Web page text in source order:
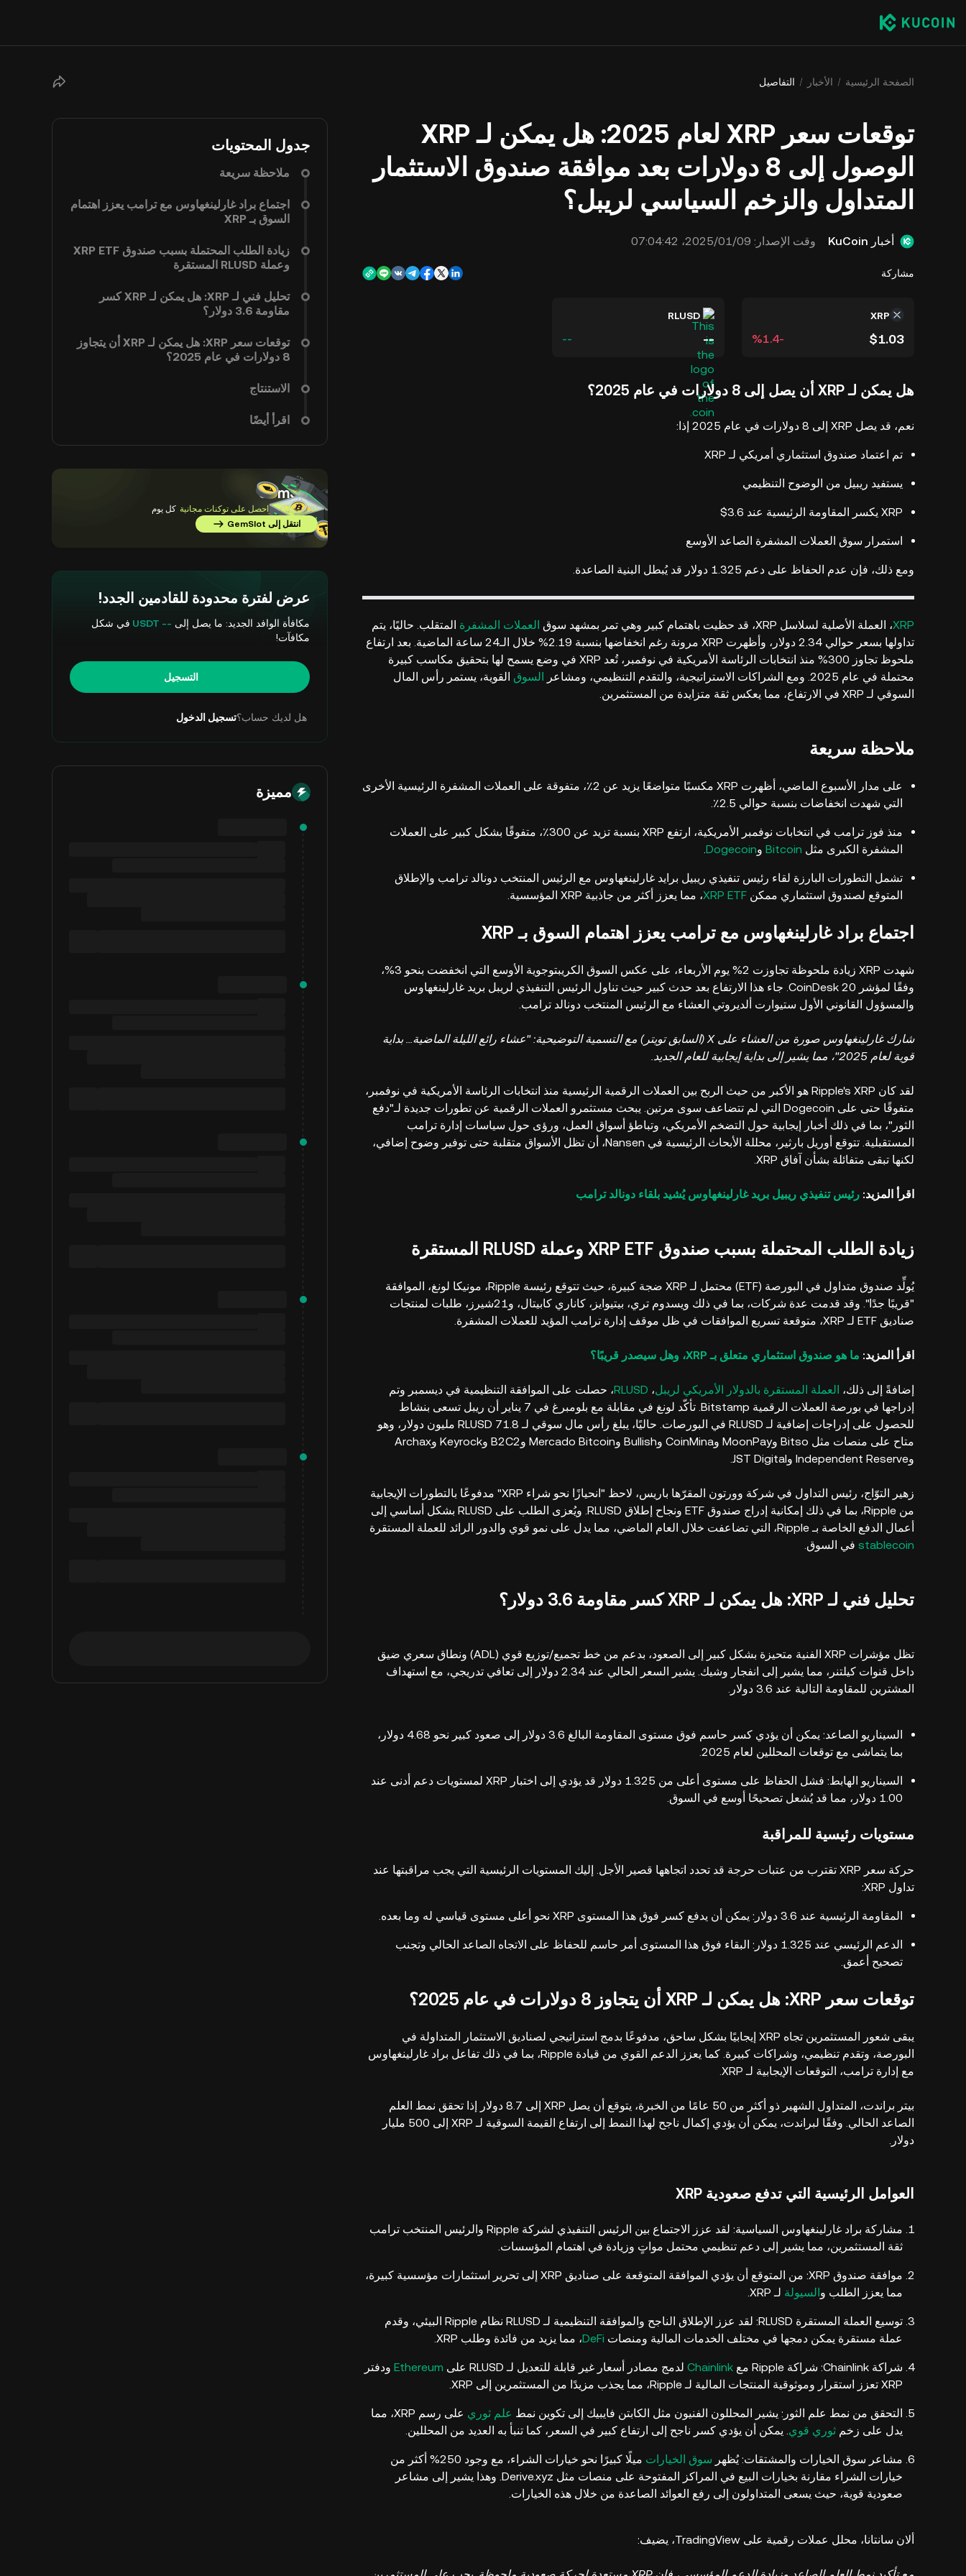
الصفحة الرئيسية الأخبار التفاصيل
توقعات سعر XRP لعام 2025: هل يمكن لـ XRP
الوصول إلى 8 دولارات بعد موافقة صندوق الاستثمار
المتداول والزخم السياسي لريبل؟
أخبار KuCoin وقت الإصدار: 09‏/01‏/2025، 07:04:42
مشاركة
XRP
$1.03
‮-‭1.4‬%‬
RLUSD
--
--
هل يمكن لـ XRP أن يصل إلى 8 دولارات في عام 2025؟
نعم، قد يصل XRP إلى 8 دولارات في عام 2025 إذا:
تم اعتماد صندوق استثماري أمريكي لـ XRP
يستفيد ريبيل من الوضوح التنظيمي
XRP يكسر المقاومة الرئيسية عند 3.6$
استمرار سوق العملات المشفرة الصاعد الأوسع
ومع ذلك، فإن عدم الحفاظ على دعم 1.325 دولار قد يُبطل البنية الصاعدة.
XRP، العملة الأصلية لسلاسل XRP، قد حظيت باهتمام كبير وهي تمر بمشهد سوق العملات المشفرة المتقلب. حاليًا، يتم
تداولها بسعر حوالي 2.34 دولار، وأظهرت XRP مرونة رغم انخفاضها بنسبة 2.19% خلال الـ24 ساعة الماضية. بعد ارتفاع
ملحوظ تجاوز 300% منذ انتخابات الرئاسة الأمريكية في نوفمبر، تُعد XRP في وضع يسمح لها بتحقيق مكاسب كبيرة
محتملة في عام 2025. ومع الشراكات الاستراتيجية، والتقدم التنظيمي، ومشاعر
السوق القوية، يستمر رأس المال
السوقي لـ XRP في الارتفاع، مما يعكس ثقة متزايدة من المستثمرين.
ملاحظة سريعة
على مدار الأسبوع الماضي، أظهرت XRP مكسبًا متواضعًا يزيد عن 2٪، متفوقة على العملات المشفرة الرئيسية الأخرى
التي شهدت انخفاضات بنسبة حوالي 2.5٪.
منذ فوز ترامب في انتخابات نوفمبر الأمريكية، ارتفع XRP بنسبة تزيد عن 300٪، متفوقًا بشكل كبير على العملات
المشفرة الكبرى مثل Bitcoin وDogecoin
.
تشمل التطورات البارزة لقاء رئيس تنفيذي ريبيل برايد غارلينغهاوس مع الرئيس المنتخب دونالد ترامب والإطلاق
المتوقع لصندوق استثماري ممكن XRP ETF، مما يعزز أكثر من جاذبية XRP المؤسسية.
اجتماع براد غارلينغهاوس مع ترامب يعزز اهتمام السوق بـ XRP
شهدت XRP زيادة ملحوظة تجاوزت 2% يوم الأربعاء، على عكس السوق الكريبتوجوية الأوسع التي انخفضت بنحو 3%،
وفقًا لمؤشر CoinDesk 20. جاء هذا الارتفاع بعد حدث كبير حيث تناول الرئيس التنفيذي لريبل بريد غارلينغهاوس
والمسؤول القانوني الأول ستيوارت ألديروتي العشاء مع الرئيس المنتخب دونالد ترامب.
شارك غارلينغهاوس صورة من العشاء على X (السابق تويتر) مع التسمية التوضيحية: "عشاء رائع الليلة الماضية... بداية
قوية لعام 2025"، مما يشير إلى بداية إيجابية للعام الجديد.
لقد كان Ripple's XRP هو الأكبر من حيث الربح بين العملات الرقمية الرئيسية منذ انتخابات الرئاسة الأمريكية في نوفمبر،
متفوقًا حتى على Dogecoin التي لم تتضاعف سوى مرتين. يبحث مستثمرو العملات الرقمية عن تطورات جديدة لـ"دفع
الثور"، بما في ذلك أخبار إيجابية حول التضخم الأمريكي، وتباطؤ أسواق العمل، ورؤى حول سياسات إدارة ترامب
المستقبلية. تتوقع أوريل بارثير، محللة الأبحاث الرئيسية في Nansen، أن تظل الأسواق متقلبة حتى توفير وضوح إضافي،
لكنها تبقى متفائلة بشأن آفاق XRP.
اقرأ المزيد: رئيس تنفيذي ريبيل بريد غارلينغهاوس يُشيد بلقاء دونالد ترامب
زيادة الطلب المحتملة بسبب صندوق XRP ETF وعملة RLUSD المستقرة
يُولِّد صندوق متداول في البورصة (ETF) محتمل لـ XRP ضجة كبيرة، حيث تتوقع رئيسة Ripple، مونيكا لونغ، الموافقة
"قريبًا جدًا". وقد قدمت عدة شركات، بما في ذلك ويسدوم تري، بيتيوايز، كاناري كابيتال، و21شيرز، طلبات لمنتجات
صناديق ETF لـ XRP، متوقعة تسريع الموافقات في ظل موقف إدارة ترامب المؤيد للعملات المشفرة.
اقرأ المزيد: ما هو صندوق استثماري متعلق بـ XRP، وهل سيصدر قريبًا؟
إضافةً إلى ذلك، العملة المستقرة بالدولار الأمريكي لريبل، RLUSD، حصلت على الموافقة التنظيمية في ديسمبر وتم
إدراجها في بورصة العملات الرقمية Bitstamp. تأكّد لونغ في مقابلة مع بلومبرغ في 7 يناير أن ريبل تسعى بنشاط
للحصول على إدراجات إضافية لـ RLUSD في البورصات. حاليًا، يبلغ رأس مال سوقي لـ RLUSD 71.8 مليون دولار، وهو
متاح على منصات مثل Bitso وMoonPay وCoinMina وBullish وMercado Bitcoin وB2C2 وKeyrock وArchax
وIndependent Reserve وJST Digital.
زهير التوّاج، رئيس التداول في شركة وورتون المقرّها باريس، لاحظ "انحيازًا نحو شراء XRP" مدفوعًا بالتطورات الإيجابية
من Ripple، بما في ذلك إمكانية إدراج صندوق ETF ونجاح إطلاق RLUSD. ويُعزى الطلب على RLUSD بشكل أساسي إلى
أعمال الدفع الخاصة بـ Ripple، التي تضاعفت خلال العام الماضي، مما يدل على نمو قوي والدور الرائد للعملة المستقرة
stablecoin في السوق.
تحليل فني لـ XRP: هل يمكن لـ XRP كسر مقاومة 3.6 دولار؟
تظل مؤشرات XRP الفنية متحيزة بشكل كبير إلى الصعود، بدعم من خط تجميع/توزيع قوي (ADL) ونطاق سعري ضيق
داخل قنوات كيلتنر، مما يشير إلى انفجار وشيك. يشير السعر الحالي عند 2.34 دولار إلى تعافي تدريجي، مع استهداف
المشترين للمقاومة التالية عند 3.6 دولار.
السيناريو الصاعد: يمكن أن يؤدي كسر حاسم فوق مستوى المقاومة البالغ 3.6 دولار إلى صعود كبير نحو 4.68 دولار،
بما يتماشى مع توقعات المحللين لعام 2025.
السيناريو الهابط: فشل الحفاظ على مستوى أعلى من 1.325 دولار قد يؤدي إلى اختبار XRP لمستويات دعم أدنى عند
1.00 دولار، مما قد يُشعل تصحيحًا أوسع في السوق.
مستويات رئيسية للمراقبة
حركة سعر XRP تقترب من عتبات حرجة قد تحدد اتجاهها قصير الأجل. إليك المستويات الرئيسية التي يجب مراقبتها عند
تداول XRP:
المقاومة الرئيسية عند 3.6 دولار: يمكن أن يدفع كسر فوق هذا المستوى XRP نحو أعلى مستوى قياسي له وما بعده.
الدعم الرئيسي عند 1.325 دولار: البقاء فوق هذا المستوى أمر حاسم للحفاظ على الاتجاه الصاعد الحالي وتجنب
تصحيح أعمق.
توقعات سعر XRP: هل يمكن لـ XRP أن يتجاوز 8 دولارات في عام 2025؟
يبقى شعور المستثمرين تجاه XRP إيجابيًا بشكل ساحق، مدفوعًا بدمج استراتيجي لصناديق الاستثمار المتداولة في
البورصة، وتقدم تنظيمي، وشراكات كبيرة. كما يعزز الدعم القوي من قيادة Ripple، بما في ذلك تفاعل براد غارلينغهاوس
مع إدارة ترامب، التوقعات الإيجابية لـ XRP.
بيتر براندت، المتداول الشهير ذو أكثر من 50 عامًا من الخبرة، يتوقع أن يصل XRP إلى 8.7 دولار إذا تحقق نمط العلم
الصاعد الحالي. وفقًا لبراندت، يمكن أن يؤدي إكمال ناجح لهذا النمط إلى ارتفاع القيمة السوقية لـ XRP إلى 500 مليار
دولار.
العوامل الرئيسية التي تدفع صعودية XRP
مشاركة براد غارلينغهاوس السياسية: لقد عزز الاجتماع بين الرئيس التنفيذي لشركة Ripple والرئيس المنتخب ترامب
ثقة المستثمرين، مما يشير إلى دعم تنظيمي محتمل مواتٍ وزيادة في اهتمام المؤسسات.
موافقة صندوق XRP: من المتوقع أن يؤدي الموافقة المتوقعة على صناديق XRP إلى تحرير استثمارات مؤسسية كبيرة،
مما يعزز الطلب والسيولة لـ XRP.
توسيع العملة المستقرة RLUSD: لقد عزز الإطلاق الناجح والموافقة التنظيمية لـ RLUSD نظام Ripple البيئي، وقدم
عملة مستقرة يمكن دمجها في مختلف الخدمات المالية ومنصات DeFi، مما يزيد من فائدة وطلب XRP.
شراكة Chainlink: شراكة Ripple مع Chainlink لدمج مصادر أسعار غير قابلة للتعديل لـ RLUSD على Ethereum ودفتر
XRP تعزز استقرار وموثوقية المنتجات المالية لـ Ripple، مما يجذب مزيدًا من المستثمرين إلى XRP.
التحقق من نمط علم الثور: يشير المحللون الفنيون مثل الكابتن فايبيك إلى تكوين نمط علم ثوري
على رسم XRP، مما
يدل على زخم ثوري قوي. يمكن أن يؤدي كسر ناجح إلى ارتفاع كبير في السعر، كما تنبأ به العديد من المحللين.
مشاعر سوق الخيارات والمشتقات: يُظهر سوق الخيارات
ميلًا كبيرًا نحو خيارات الشراء، مع وجود 250% أكثر من
خيارات الشراء مقارنة بخيارات البيع في المراكز المفتوحة على منصات مثل Derive.xyz. وهذا يشير إلى مشاعر
صعودية قوية، حيث يسعى المتداولون إلى رفع العوائد الصاعدة من خلال هذه الخيارات.
ألان سانتانا، محلل عملات رقمية على TradingView، يضيف:
جدول المحتويات
ملاحظة سريعة
اجتماع براد غارلينغهاوس مع ترامب يعزز اهتمام
السوق بـ XRP
زيادة الطلب المحتملة بسبب صندوق XRP ETF
وعملة RLUSD المستقرة
تحليل فني لـ XRP: هل يمكن لـ XRP كسر
مقاومة 3.6 دولار؟
توقعات سعر XRP: هل يمكن لـ XRP أن يتجاوز
8 دولارات في عام 2025؟
الاستنتاج
اقرأ أيضًا
GemSlot
أكمل المهامواحصل على توكنات مجانية كل يوم
انتقل إلى GemSlot
عرض لفترة محدودة للقادمين الجدد!
مكافأة الوافد الجديد: ما يصل إلى -- USDT
في شكل
مكافآت!
التسجيل
هل لديك حساب؟تسجيل الدخول
مميزة